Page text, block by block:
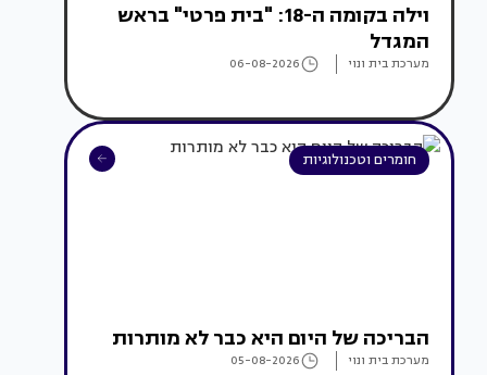
וילה בקומה ה-18: "בית פרטי" בראש
המגדל
מערכת בית ונוי 06-08-2026
חומרים וטכנולוגיות
הבריכה של היום היא כבר לא מותרות
מערכת בית ונוי 05-08-2026